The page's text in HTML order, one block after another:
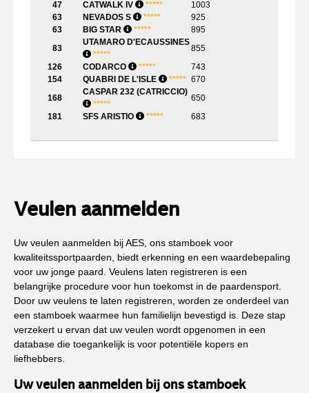
47 CATWALK IV *****
1003
63
NEVADOS S *****
925
63
BIG STAR *****
895
83
UTAMARO D'ECAUSSINES
*****
855
126
CODARCO *****
743
154
QUABRI DE L'ISLE ***** 670
168
CASPAR 232 (CATRICCIO)
*****
650
181
SFS ARISTIO ***** 683
Veulen aanmelden
Uw veulen aanmelden bij AES, ons stamboek voor
kwaliteitssportpaarden, biedt erkenning en een waardebepaling
voor uw jonge paard. Veulens laten registreren is een
belangrijke procedure voor hun toekomst in de paardensport.
Door uw veulens te laten registreren, worden ze onderdeel van
een stamboek waarmee hun familielijn bevestigd is. Deze stap
verzekert u ervan dat uw veulen wordt opgenomen in een
database die toegankelijk is voor potentiële kopers en
liefhebbers.
Uw veulen aanmelden bij ons stamboek